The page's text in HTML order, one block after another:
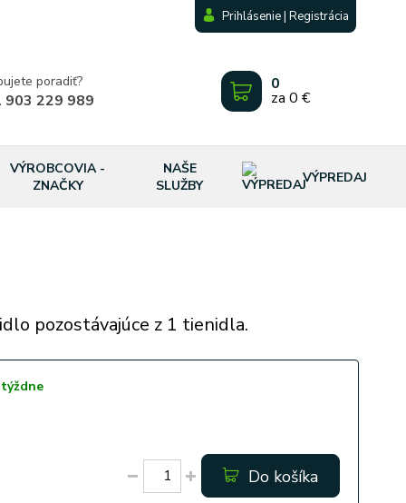
Prihlásenie | Registrácia
poradiť?
903 229 989
0
za 0 €
VÝROBCOVIA -
ZNAČKY
NAŠE
SLUŽBY
VÝPREDAJ
pozostávajúce z 1 tienidla.
Do košíka